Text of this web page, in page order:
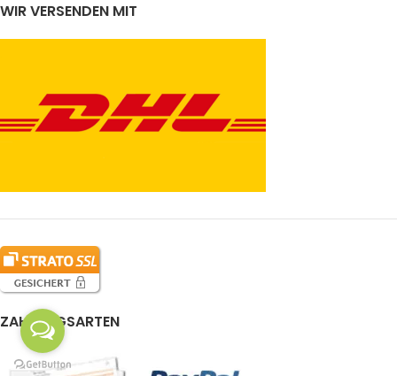
WIR VERSENDEN MIT
ZAHLUNGSARTEN